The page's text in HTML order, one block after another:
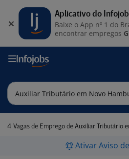
4 Vagas de Emprego de Auxiliar Tributário em
Ativar Aviso
Aplicativo do
Baixe o App nº 1 do
encontrar empregos